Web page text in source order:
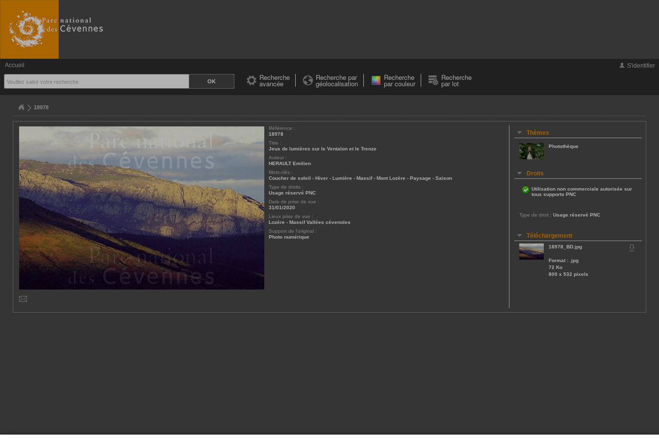
Accueil S'identifier
Recherche
avancée
Recherche par
géolocalisation
Recherche
par couleur
Recherche
par lot
18978
Référence :
18978
Titre :
Jeux de lumières sur le Ventalon et le Trenze
Auteur :
HERAULT Emilien
Mots-clés :
Coucher de soleil - Hiver - Lumière - Massif- Mont Lozère - Paysage - Saison
Type de droits :
Usage réservé PNC
Date de prise de vue :
31/01/2020
Lieux prise de vue :
Lozère - Massif Vallées cévenoles
Support de l'original :
Photo numérique
Thèmes
Photothèque
Droits
Utilisation non commerciale autorisée sur
tous supports PNC
Type de droit : Usage réservé PNC
Téléchargement
18978_BD.jpg
Format : .jpg
72 Ko
800 x 532 pixels